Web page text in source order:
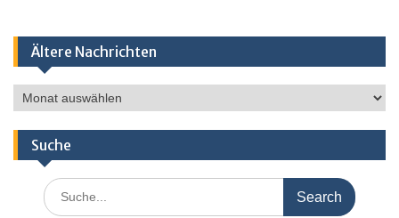
Ältere Nachrichten
Ältere
Nachrichten
Suche
Search
for: